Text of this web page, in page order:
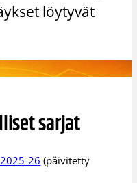
löytyvät
sarjat
26 (päivitetty